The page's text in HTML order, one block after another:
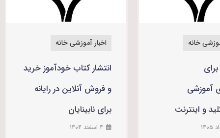
خانه
آموزشی
و اینترنت
اخبار آموزشی خانه
انتشار کتاب خودآموز خرید
و فروش آنلاین در رایانه
برای نابینایان
۴ اسفند ۱۴۰۴